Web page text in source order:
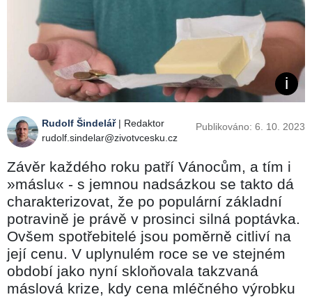
Rudolf Šindelář| Redaktor
rudolf.sindelar@zivotvcesku.cz
Publikováno: 6. 10. 2023
Závěr každého roku patří Vánocům, a tím i
»máslu« - s jemnou nadsázkou se takto dá
charakterizovat, že po populární základní
potravině je právě v prosinci silná poptávka.
Ovšem spotřebitelé jsou poměrně citliví na
její cenu. V uplynulém roce se ve stejném
období jako nyní skloňovala takzvaná
máslová krize, kdy cena mléčného výrobku